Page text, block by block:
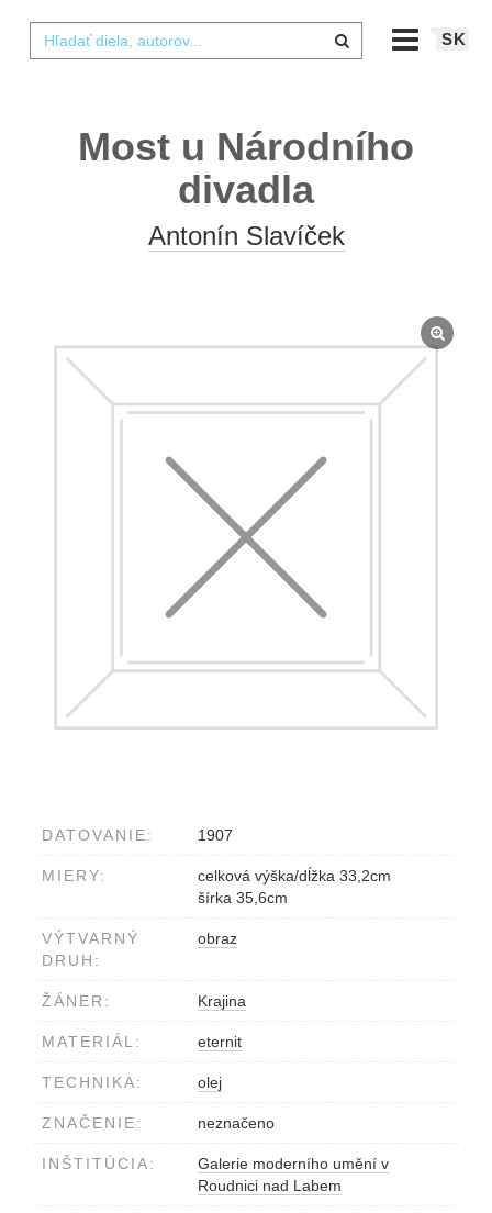
SK
Most u Národního
divadla
Antonín Slavíček
DATOVANIE: 1907
MIERY:
celková výška/dĺžka 33,2cm
šírka 35,6cm
VÝTVARNÝ
DRUH:
obraz
ŽÁNER: Krajina
MATERIÁL: eternit
TECHNIKA: olej
ZNAČENIE: neznačeno
INŠTITÚCIA:
Galerie moderního umění v
Roudnici nad Labem